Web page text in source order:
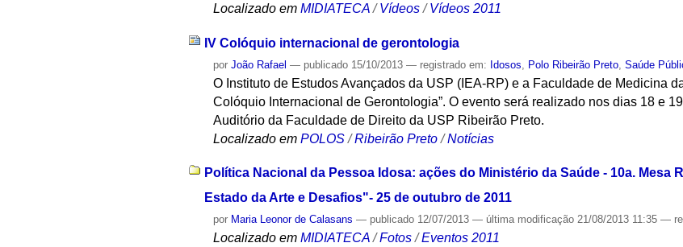
Localizado em MIDIATECA /Vídeos /Vídeos 2011
IV Colóquio internacional de gerontologia
porJoão Rafael — publicado 15/10/2013— registrado em: Idosos Polo Ribeirão Preto ,Saúde
O Instituto de Estudos Avançados da USP (IEA-RP) e a Faculdade de Medicina
Colóquio Internacional de Gerontologia”. O evento será realizado nos dias 18 e
Auditório da Faculdade de Direito da USP Ribeirão Preto.
Localizado em POLOS /Ribeirão Preto /Notícias
Política Nacional da Pessoa Idosa: ações do Ministério da Saúde - 10a.
Estado da Arte e Desafios"- 25 de outubro de 2011
por Maria Leonor de Calasans — publicado 12/07/2013— última modificação 21/08/2013 11:35—
Localizado em MIDIATECA /Fotos /Eventos 2011